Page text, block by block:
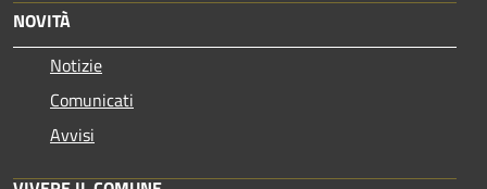
NOVITÀ
Notizie
Comunicati
Avvisi